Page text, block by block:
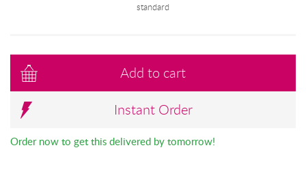
standard
Add to cart
Instant Order
Order now to get this delivered by tomorrow!